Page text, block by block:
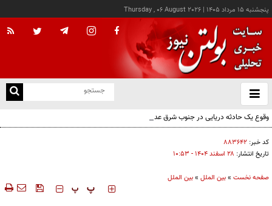
پنجشنبه ۱۵ مرداد ۱۴۰۵ |
Thursday , 06 August 2026
باز
و
وقوع یک حادثه دریایی در جنوب شرق عدن
کد خبر: ۸۸۳۶۴۲
تاریخ انتشار: ۲۸ اسفند ۱۴۰۴ - ۱۰:۵۳
صفحه نخست »بین الملل »بین الملل
‍‍‍ پ پ